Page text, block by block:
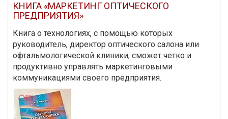
КНИГА «МАРКЕТИНГ ОПТИЧЕСКОГО
ПРЕДПРИЯТИЯ»
Книга о технологиях, с помощью которых
руководитель, директор оптического салона или
офтальмологической клиники, сможет четко и
продуктивно управлять маркетинговыми
коммуникациями своего предприятия.